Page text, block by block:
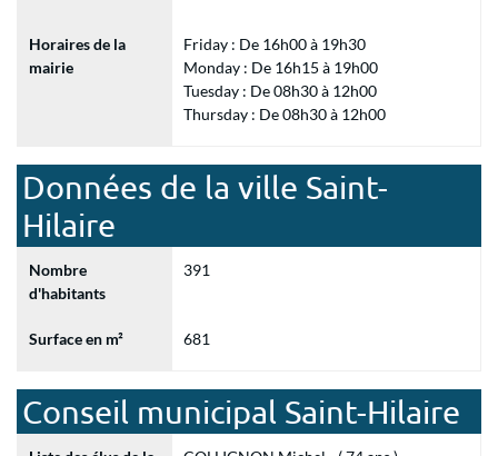
Horaires de la
mairie
Friday : De 16h00 à 19h30
Monday : De 16h15 à 19h00
Tuesday : De 08h30 à 12h00
Thursday : De 08h30 à 12h00
Données de la ville Saint-
Hilaire
Nombre
d'habitants
391
Surface en m² 681
Conseil municipal Saint-Hilaire